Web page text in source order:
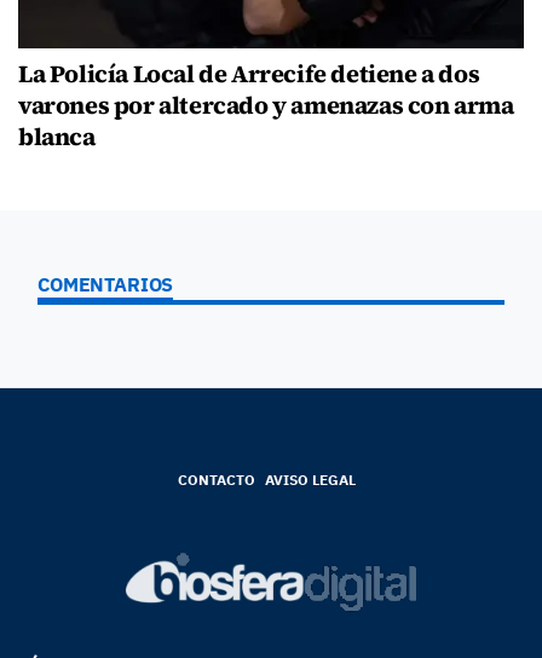
La Policía Local de Arrecife detiene a dos
varones por altercado y amenazas con arma
blanca
COMENTARIOS
CONTACTO AVISO LEGAL